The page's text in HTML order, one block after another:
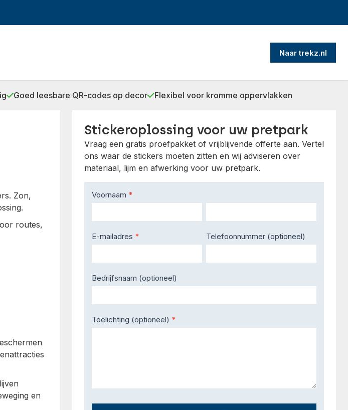
Naar trekz.nl
Goed leesbare QR-codes op decor Flexibel voor kromme oppervlakken
Zon,
routes,
en
Stickeroplossing voor uw pretpark
Vraag een gratis proefpakket of vrijblijvende offerte aan. Vertel
ons waar de stickers moeten zitten en wij adviseren over
materiaal, lijm en afwerking voor uw pretpark.
Contact
Us
Voornaam *
E-mailadres * Telefoonnummer (optioneel)
Bedrijfsnaam (optioneel)
Toelichting (optioneel) *